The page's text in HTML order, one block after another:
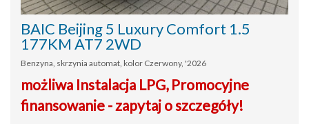
BAIC Beijing 5 Luxury Comfort 1.5
177KM AT7 2WD
Benzyna, skrzynia automat, kolor Czerwony, '2026
możliwa Instalacja LPG, Promocyjne
finansowanie - zapytaj o szczegóły!